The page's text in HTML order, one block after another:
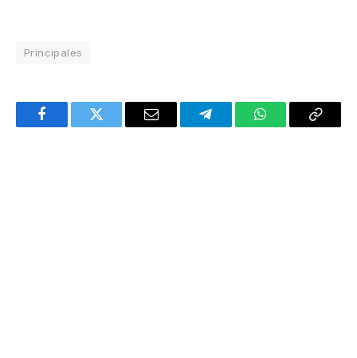
Principales
FacebookTwitter Email TelegramWhatsAppCopy